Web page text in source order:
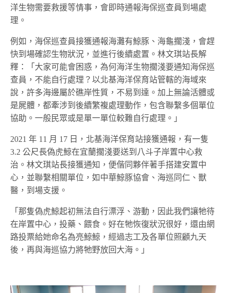
洋生物需要救援等情事，會即時通報海保巡查員到場處
理。
例如，海保巡查員接獲通報海灘有鯨豚、海龜擱淺，會趕
快到場確認生物狀況，並進行後續處置。林文琪站長解
釋：「大家可能會困惑，為何海洋生物擱淺要通知海保巡
查員，不能自行處理？以北基海洋保育站管轄的海域來
說，許多海邊屬於礁岸性質，不易到達。加上無論活體或
是屍體，都牽涉到後續繁複處理動作，包含聯繫多個單位
協助。一般民眾或是單一單位較難自行處理。」
2021 年 11 月 17 日，北基海洋保育站接獲通報，有一隻
3.2 公尺長偽虎鯨在宜蘭擱淺要送到八斗子岸置中心救
治。林文琪站長接獲通知，便偕同夥伴著手搭建安置中
心，並聯繫相關單位，如中華鯨豚協會、海巡同仁、獸
醫，到場支援。
「那隻偽虎鯨起初無法自行漂浮、游動，因此我們讓牠待
在岸置中心，投藥、餵食。好在牠恢復狀況很好，還由網
路投票給她命名為亮鯨鯨，經過志工及各單位照顧九天
後，再與海巡協力將牠野放回大海。」